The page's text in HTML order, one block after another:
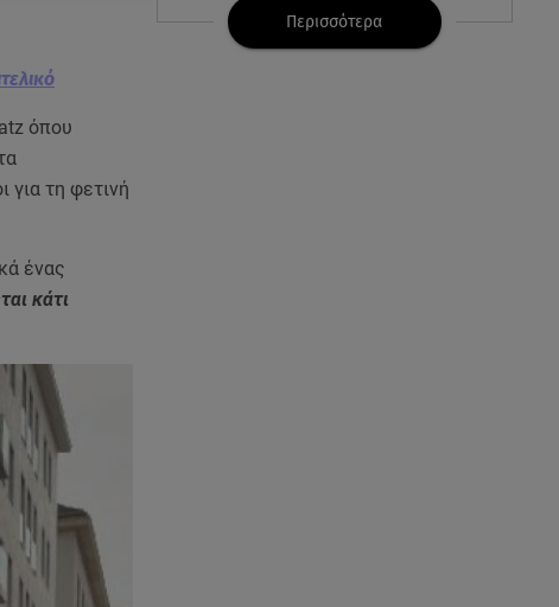
07.08.26 , 21:17
Κλήρωση Eurojackpot
Περισσότερα
όπου
για τη φετινή
ένας
κάτι